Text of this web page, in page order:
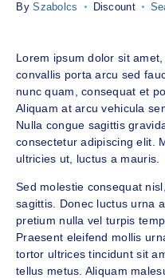
BySzabolcs Discount
Lorem ipsum dolor sit
convallis porta arcu sed
nunc quam, consequat et
Aliquam at arcu vehicula
Nulla congue sagittis
consectetur adipiscing elit.
ultricies ut, luctus a mauris.
Sed molestie consequat
sagittis. Donec luctus urna
pretium nulla vel turpis
Praesent eleifend mollis
tortor ultrices tincidunt sit
tellus metus. Aliquam